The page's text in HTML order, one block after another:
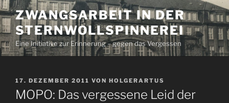
Zum
Inhalt
springen
ZWANGSARBEIT IN DER
STERNWOLLSPINNEREI
Eine Initiative zur Erinnerung – gegen das Vergessen
VERÖFFENTLICHT
AM
17. DEZEMBER 2011 VON HOLGERARTUS
MOPO: Das vergessene Leid der